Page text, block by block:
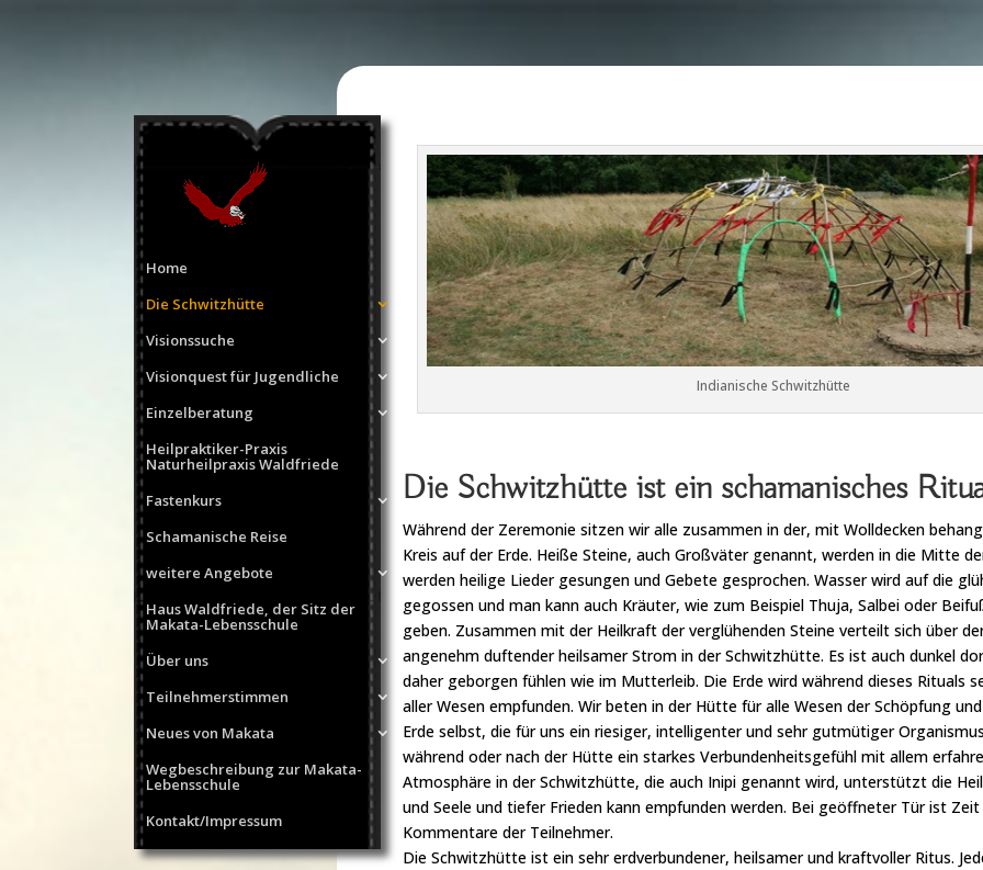
Home
Die Schwitzhütte
Visionssuche
Visionquest für Jugendliche
Einzelberatung
Heilpraktiker-Praxis
Naturheilpraxis Waldfriede
Fastenkurs
Schamanische Reise
weitere Angebote
Haus Waldfriede, der Sitz der
Makata-Lebensschule
Über uns
Teilnehmerstimmen
Neues von Makata
Wegbeschreibung zur Makata-
Lebensschule
Kontakt/Impressum
Indianische Schwitzhütte
Die Schwitzhütte ist ein schamanisches
Während der Zeremonie sitzen wir alle zusammen in der, mit Wolldecken
Kreis auf der Erde. Heiße Steine, auch Großväter genannt, werden in die Mitte
werden heilige Lieder gesungen und Gebete gesprochen. Wasser wird auf die
gegossen und man kann auch Kräuter, wie zum Beispiel Thuja, Salbei oder
geben. Zusammen mit der Heilkraft der verglühenden Steine verteilt sich über
angenehm duftender heilsamer Strom in der Schwitzhütte. Es ist auch dunkel
daher geborgen fühlen wie im Mutterleib. Die Erde wird während dieses Rituals
aller Wesen empfunden. Wir beten in der Hütte für alle Wesen der Schöpfung
Erde selbst, die für uns ein riesiger, intelligenter und sehr gutmütiger
während oder nach der Hütte ein starkes Verbundenheitsgefühl mit allem
Atmosphäre in der Schwitzhütte, die auch Inipi genannt wird, unterstützt die
und Seele und tiefer Frieden kann empfunden werden. Bei geöffneter Tür ist
Kommentare der Teilnehmer.
Die Schwitzhütte ist ein sehr erdverbundener, heilsamer und kraftvoller Ritus.